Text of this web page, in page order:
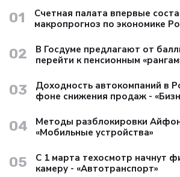
01
Счетная палата впервые
макропрогноз по экономике
02
В Госдуме предлагают от
перейти к пенсионным
03
Доходность автокомпаний в
фоне снижения продаж -
04
Методы разблокировки
«Мобильные устройства»
05
С 1 марта техосмотр начнут
камеру - «Автотранспорт»